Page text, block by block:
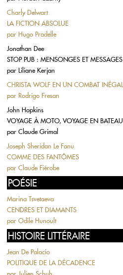
Charly Delwart
LA FICTION ABSOLUE
par Hugo Pradelle
Jonathan Dee
STOP PUB : MENSONGES ET MESSAGES
par Liliane Kerjan
CHRISTA WOLF EN UN COMBAT INÉGAL
par Rodrigo Fresan
John Hopkins
VOYAGE À MOTO, VOYAGE EN BATEAU
par Claude Grimal
Joseph Sheridan Le Fanu
COMME DES FANTÔMES
par Claude Fiérobe
POÉSIE
Marina Tsvetaeva
CENDRES ET DIAMANTS
par Odile Hunoult
HISTOIRE LITTÉRAIRE
Jean De Palacio
POLITIQUE DE LA DÉCADENCE